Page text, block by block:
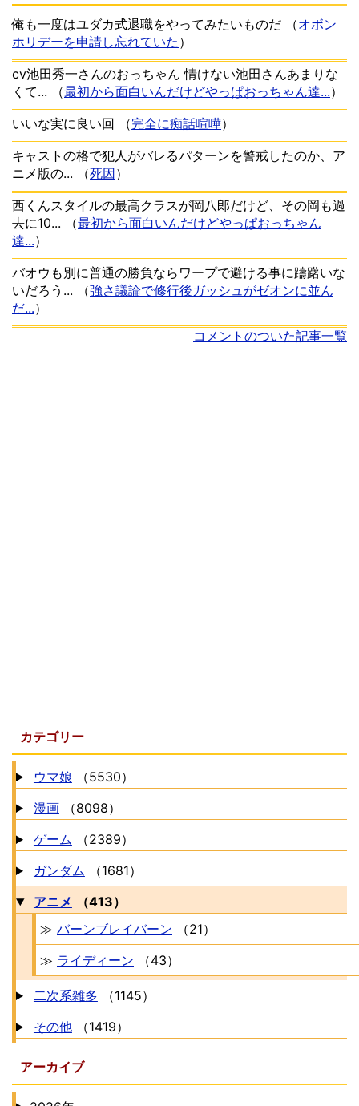
俺も一度はユダカ式退職をやってみたいものだ （オボン
ホリデーを申請し忘れていた ）
cv池田秀一さんのおっちゃん 情けない池田さんあまりな
くて...
（最初から面白いんだけどやっぱおっちゃん達...）
いいな実に良い回
（完全に痴話喧嘩）
キャストの格で犯人がバレるパターンを警戒したのか、ア
ニメ版の...
（死因）
西くんスタイルの最高クラスが岡八郎だけど、その岡も過
去に10...
（最初から面白いんだけどやっぱおっちゃん
達...）
バオウも別に普通の勝負ならワープで避ける事に躊躇いな
いだろう...
（強さ議論で修行後ガッシュがゼオンに並ん
だ...）
コメントのついた記事一覧
カテゴリー
ウマ娘
（5530）
漫画
（8098）
ゲーム
（2389）
ガンダム
（1681）
アニメ
（413）
≫ バーンブレイバーン
（21）
≫ ライディーン （43）
二次系雑多
（1145）
その他
（1419）
アーカイブ